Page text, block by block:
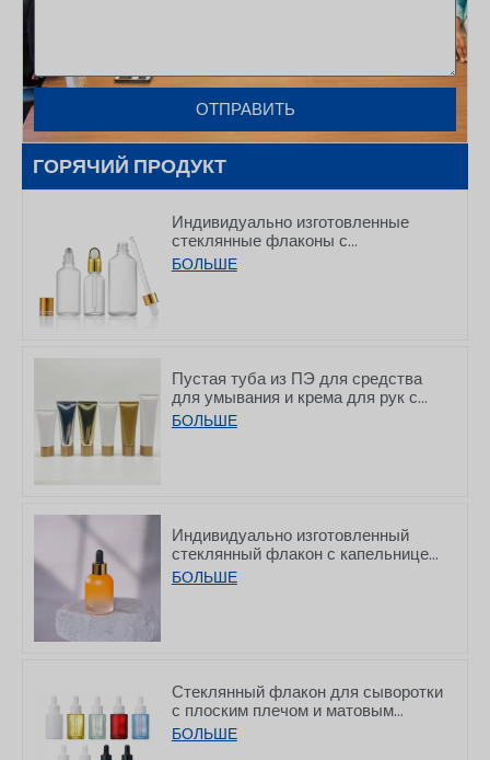
ОТПРАВИТЬ
ГОРЯЧИЙ ПРОДУКТ
Индивидуально изготовленные
стеклянные флаконы с
капельницей для эфирных масел,
предназначенные для упаковки
БОЛЬШЕ
Пустая туба из ПЭ для средства
для умывания и крема для рук с
бамбуковыми крышками,
50/80/100/150 г
БОЛЬШЕ
Индивидуально изготовленный
стеклянный флакон с капельницей
и постепенно утолщающимся дном
для сывороток, 30 мл
БОЛЬШЕ
Стеклянный флакон для сыворотки
с плоским плечом и матовым
белым покрытием, с капельницей,
объемом 10/30/50/60/80/100 мл
БОЛЬШЕ